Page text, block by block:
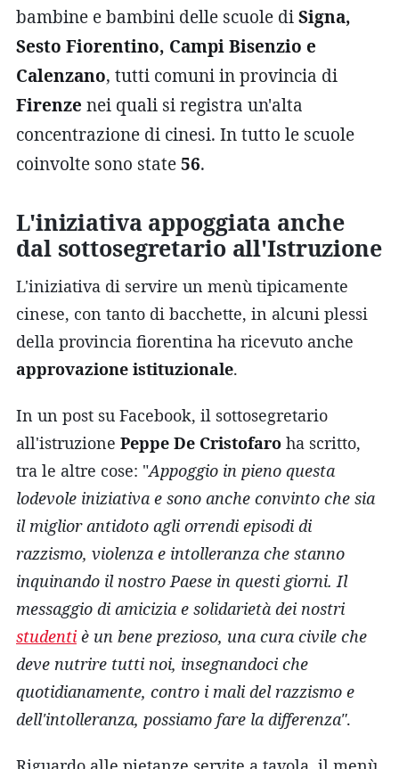
bambine e bambini delle scuole diSigna,
Sesto Fiorentino, Campi Bisenzio e
Calenzano, tutti comuni in provincia di
Firenze nei quali si registra un'alta
concentrazione di cinesi. In tutto le scuole
coinvolte sono state56.
L'iniziativa appoggiata anche
dal sottosegretario all'Istruzione
L'iniziativa di servire un menù tipicamente
cinese, con tanto di bacchette, in alcuni plessi
della provincia fiorentina ha ricevuto anche
approvazione istituzionale.
In un post su Facebook, il sottosegretario
all'istruzione Peppe De Cristofaro ha scritto,
tra le altre cose: "Appoggio in pieno questa
lodevole iniziativa e sono anche convinto che sia
il miglior antidoto agli orrendi episodi di
razzismo, violenza e intolleranza che stanno
inquinando il nostro Paese in questi giorni. Il
messaggio di amicizia e solidarietà dei nostri
studenti è un bene prezioso, una cura civile che
deve nutrire tutti noi, insegnandoci che
quotidianamente, contro i mali del razzismo e
dell'intolleranza, possiamo fare la differenza".